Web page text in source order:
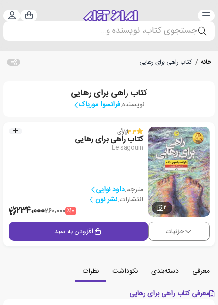
دسته‌بندی سبد
جستجوی کتاب، نویسنده و...
خانه / کتاب راهی برای رهایی
کتاب راهی برای رهایی
نویسنده:فرانسوا موریاک
2
3.3از1رأی
کتاب راهی برای رهایی
Le sagouin
مترجم:داود نوایی
انتشارات:نشر نون
٪10260،000234،000
جزئیات افزودن به سبد
معرفی دسته‌بندی نکوداشت
نظرات
معرفی کتاب راهی برای رهایی